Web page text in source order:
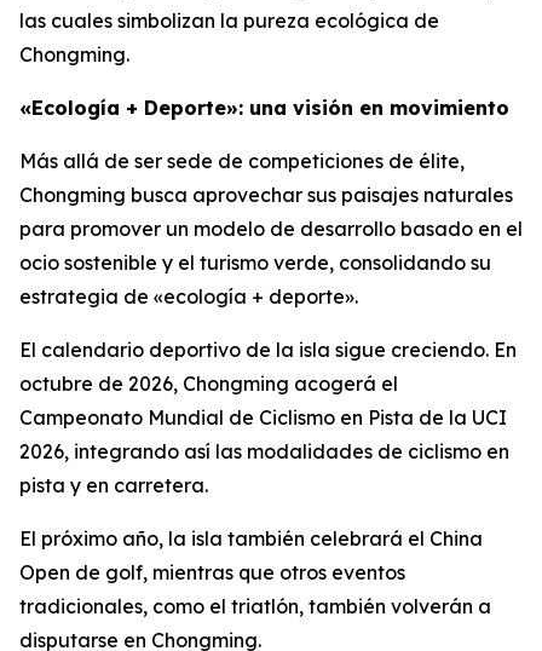
las cuales simbolizan la pureza ecológica de
Chongming.
«Ecología + Deporte»: una visión en movimiento
Más allá de ser sede de competiciones de élite,
Chongming busca aprovechar sus paisajes naturales
para promover un modelo de desarrollo basado en el
ocio sostenible y el turismo verde, consolidando su
estrategia de «ecología + deporte».
El calendario deportivo de la isla sigue creciendo. En
octubre de 2026, Chongming acogerá el
Campeonato Mundial de Ciclismo en Pista de la UCI
2026, integrando así las modalidades de ciclismo en
pista y en carretera.
El próximo año, la isla también celebrará el China
Open de golf, mientras que otros eventos
tradicionales, como el triatlón, también volverán a
disputarse en Chongming.